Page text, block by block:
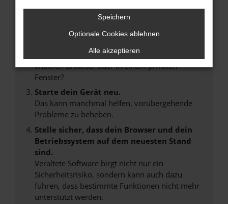
Prüfe deine Browsererweiterungen.
Manche Erweiterungen, wie Werbeblocker,
verhindern. Funktioniert die Seite in einem
anderen Browser oder in einem privaten
Fenster?
Starte dein Gerät neu.
Das kann manchmal helfen, vorübergehende
Probleme zu beheben.
Stelle sicher, dass dein Browser und dein
Betriebssystem auf dem neuesten Stand
sind.
Veraltete Software birgt nicht nur ein
Sicherheitsrisiko, sondern kann auch dazu
führen, dass bestimmte Funktionen nicht mehr
unterstützt werden.
Speichern
Optionale Cookies ablehnen
Alle akzeptieren